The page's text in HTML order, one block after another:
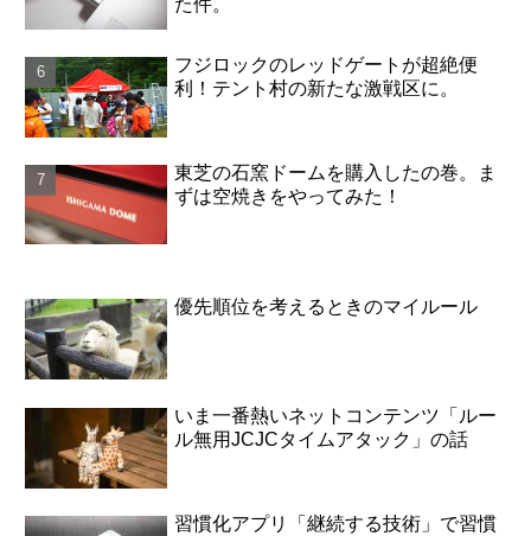
た件。
フジロックのレッドゲートが超絶便
利！テント村の新たな激戦区に。
東芝の石窯ドームを購入したの巻。ま
ずは空焼きをやってみた！
優先順位を考えるときのマイルール
いま一番熱いネットコンテンツ「ルー
ル無用JCJCタイムアタック」の話
習慣化アプリ「継続する技術」で習慣